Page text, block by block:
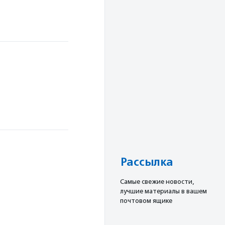
Рассылка
Cамые свежие новости,
лучшие материалы в вашем
почтовом ящике